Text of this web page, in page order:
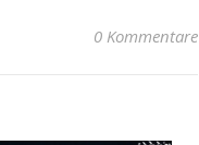
0 Kommentare